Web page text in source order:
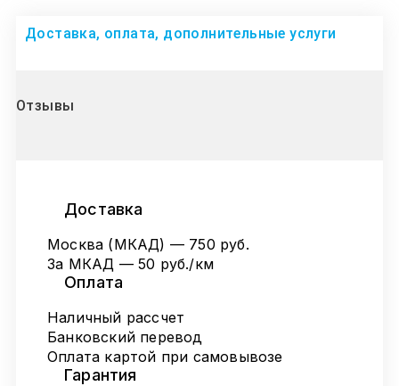
Доставка, оплата, дополнительные услуги
Отзывы
Доставка
Москва (МКАД) — 750 руб.
За МКАД — 50 руб./км
Оплата
Наличный рассчет
Банковский перевод
Оплата картой при самовывозе
Гарантия